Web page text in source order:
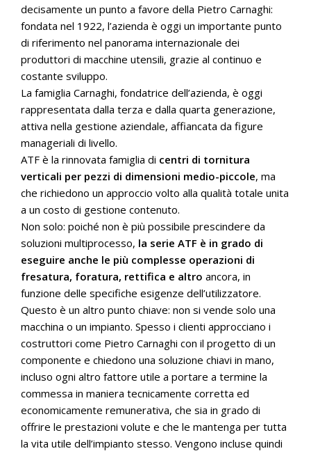
decisamente un punto a favore della Pietro Carnaghi:
fondata nel 1922, l’azienda è oggi un importante punto
di riferimento nel panorama internazionale dei
produttori di macchine utensili, grazie al continuo e
costante sviluppo.
La famiglia Carnaghi, fondatrice dell’azienda, è oggi
rappresentata dalla terza e dalla quarta generazione,
attiva nella gestione aziendale, affiancata da figure
manageriali di livello.
ATF è la rinnovata famiglia di centri di tornitura
verticali per pezzi di dimensioni medio-piccole, ma
che richiedono un approccio volto alla qualità totale unita
a un costo di gestione contenuto.
Non solo: poiché non è più possibile prescindere da
soluzioni multiprocesso, la serie ATF è in grado di
eseguire anche le più complesse operazioni di
fresatura, foratura, rettifica e altro ancora, in
funzione delle specifiche esigenze dell’utilizzatore.
Questo è un altro punto chiave: non si vende solo una
macchina o un impianto. Spesso i clienti approcciano i
costruttori come Pietro Carnaghi con il progetto di un
componente e chiedono una soluzione chiavi in mano,
incluso ogni altro fattore utile a portare a termine la
commessa in maniera tecnicamente corretta ed
economicamente remunerativa, che sia in grado di
offrire le prestazioni volute e che le mantenga per tutta
la vita utile dell’impianto stesso. Vengono incluse quindi